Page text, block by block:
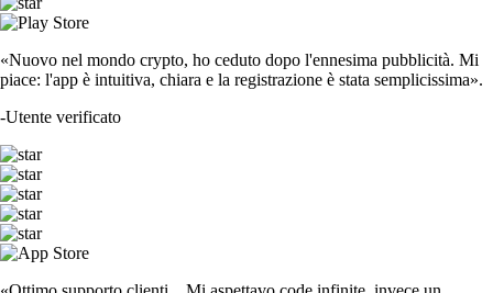
«Nuovo nel mondo crypto, ho ceduto dopo l'ennesima pubblicità. Mi
piace: l'app è intuitiva, chiara e la registrazione è stata semplicissima».
-Utente verificato